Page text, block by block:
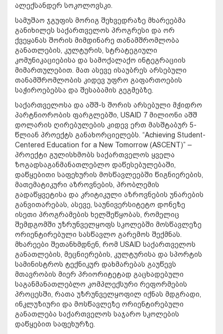
ალექსანდერ სოკოლოვსკი.
სამუშაო ჯგუფის მორიგ შეხვედრაზე მხარეებმა
განიხილეს საქართველოს პროგრესი და ორ
ქვეყანას შორის მიმდინარე თანამშრომლობა
განათლების, კულტურის, სტრატეგიული
კომუნიკაციებისა და სამოქალაქო ინტეგრაციის
მიმართულებით. მათ ასევე ისაუბრეს არსებული
თანამშრომლობის კიდევ უფრო გაფართოების
საჭიროებებსა და შესაბამის გეგმებზე.
საქართველოსა და აშშ-ს შორის არსებული მჭიდრო
პარტნიორობის ფარგლებში, USAID 7 მილიონი აშშ
დოლარის ღირებულების კიდევ ერთ მასშტაბურ 5-
წლიან პროექტს განახორციელებს. “Achieving Student-
Centered Education for a New Tomorrow (ASCENT)” –
პროექტი გულისხმობს საქართველოს ყველა
ზოგადსაგანმანათლებლო დაწესებულებაში,
დაწყებითი საფეხურის მოსწავლეებში წიგნიერების,
მათემატიკური აზროვნების, პრობლემის
გადაწყვეტისა და კრიტიკული აზროვნების უნარების
განვითარებას, ასევე, საუნივერსიტეტო დონეზე
ისეთი პროგრამების ხელშეწყობას, რომელიც
შემდგომში უზრუნველყოფს სკოლებში მოსწავლეზე
ორიენტირებული სასწავლო გარემოს შექმნას.
მხარეები შეთანხმდნენ, რომ USAID საქართველოს
განათლების, მეცნიერების, კულტურისა და სპორტის
სამინისტროს ტექნიკურ დახმარებას გაუწევს
მთავრობის მიერ პრიორიტეტად გაცხადებული
საგანმანათლებლო კომპლექსური რეფორმების
პროცესში, რათა უზრუნველყოფილ იქნას მდგრადი,
ინკლუზიური და მოსწავლეზე ორიენტირებული
განათლება საქართველოს საჯარო სკოლების
დაწყებით საფეხურზე.